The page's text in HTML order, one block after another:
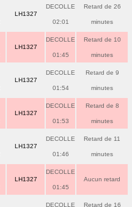
LH1327
DECOLLE
02:01
Retard de 26
minutes
LH1327
DECOLLE
01:45
Retard de 10
minutes
LH1327
DECOLLE
01:54
Retard de 9
minutes
LH1327
DECOLLE
01:53
Retard de 8
minutes
LH1327
DECOLLE
01:46
Retard de 11
minutes
LH1327
DECOLLE
01:45
Aucun retard
DECOLLE Retard de 16